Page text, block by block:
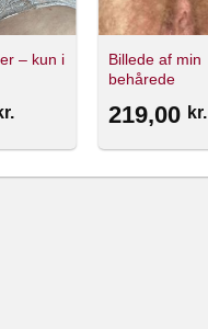
– kun i
Billede af min
behårede
219,00 kr.